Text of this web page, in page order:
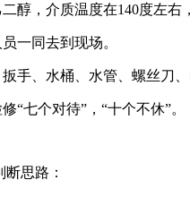
醇，介质温度在140度左右
一同去到现场。
手、水桶、水管、螺丝刀、
“七个对待”，“十个不休”。
思路：